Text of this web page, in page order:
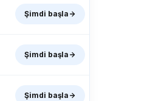
Şimdi başla
Şimdi başla
Şimdi başla